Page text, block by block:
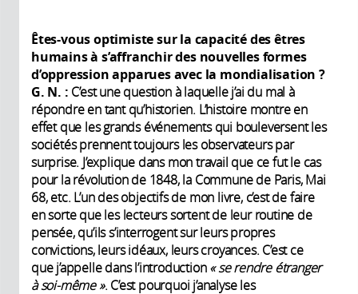
Êtes-vous optimiste sur la capacité des êtres
humains à s’affranchir des nouvelles formes
d’oppression apparues avec la mondialisation ?
G. N. : C’est une question à laquelle j’ai du mal à
répondre en tant qu’historien. L’histoire montre en
effet que les grands événements qui bouleversent les
sociétés prennent toujours les observateurs par
surprise. J’explique dans mon travail que ce fut le cas
pour la révolution de 1848, la Commune de Paris, Mai
68, etc. L’un des objectifs de mon livre, c’est de faire
en sorte que les lecteurs sortent de leur routine de
pensée, qu’ils s’interrogent sur leurs propres
convictions, leurs idéaux, leurs croyances. C’est ce
que j’appelle dans l’introduction«se rendre étranger
à soi-même ». C’est pourquoi j’analyse les